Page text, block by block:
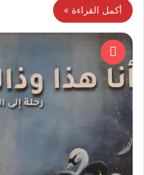
أكمل القراءة »